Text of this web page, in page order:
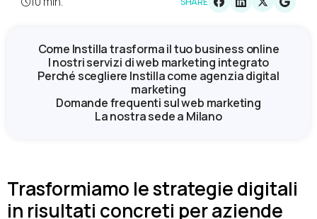
Come Instilla trasforma il tuo business online
I nostri servizi di web marketing integrato
Perché scegliere Instilla come agenzia digital
marketing
Domande frequenti sul web marketing
La nostra sede a Milano
Trasformiamo le strategie digitali
in risultati concreti per aziende